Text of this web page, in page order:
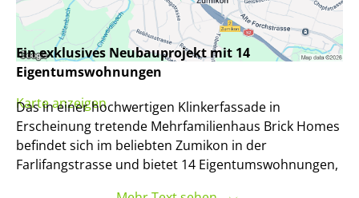
Karte anzeigen
Ein exklusives Neubauprojekt mit 14
Eigentumswohnungen
Das in einer hochwertigen Klinkerfassade in
Erscheinung tretende Mehrfamilienhaus Brick Homes
befindet sich im beliebten Zumikon in der
Farlifangstrasse und bietet 14 Eigentumswohnungen,